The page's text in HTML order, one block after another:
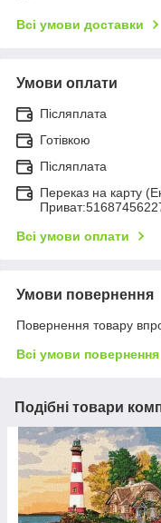
Всі умови доставки
Умови оплати
Післяплата
Готівкою
Післяплата
Переказ на карту
Всі умови оплати
Умови повернення
Повернення товару
Всі умови повернення
Подібні товари